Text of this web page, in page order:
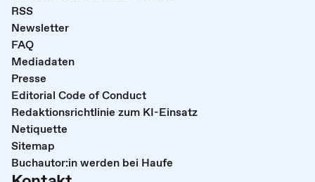
RSS
Newsletter
FAQ
Mediadaten
Presse
Editorial Code of Conduct
Redaktionsrichtlinie zum KI-Einsatz
Netiquette
Sitemap
Buchautor:in werden bei Haufe